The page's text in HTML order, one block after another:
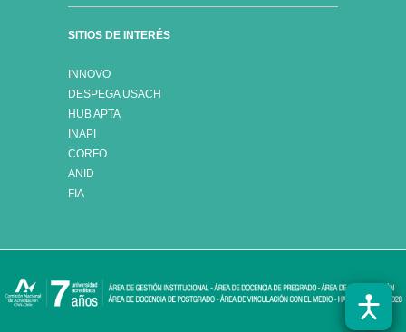
SITIOS DE INTERÉS
INNOVO
DESPEGA USACH
HUB APTA
INAPI
CORFO
ANID
FIA